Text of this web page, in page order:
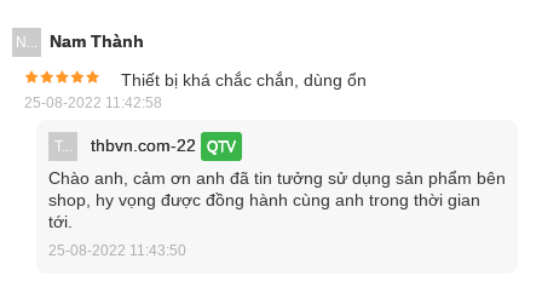
N...
Nam Thành
Thiết bị khá chắc chắn, dùng ổn
25-08-2022 11:42:58
T... thbvn.com-22 QTV
Chào anh, cảm ơn anh đã tin tưởng sử dụng sản phẩm bên
shop, hy vọng được đồng hành cùng anh trong thời gian
tới.
25-08-2022 11:43:50